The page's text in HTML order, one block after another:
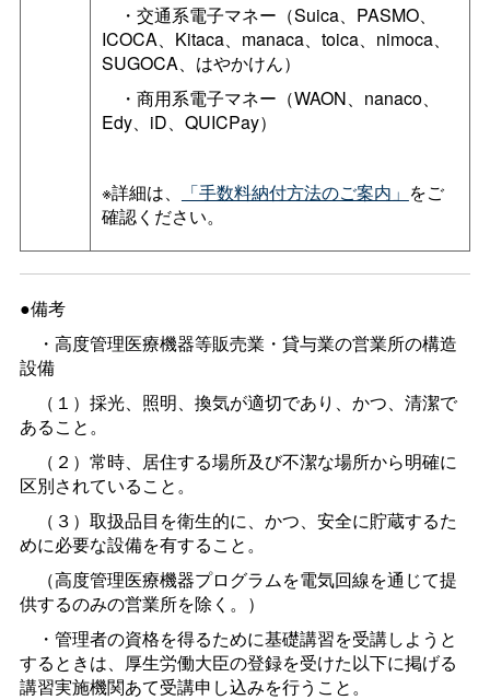
・交通系電子マネー（Suica、PASMO、
ICOCA、Kitaca、manaca、toica、nimoca、
SUGOCA、はやかけん）
・商用系電子マネー（WAON、nanaco、
Edy、iD、QUICPay）
※詳細は、 「手数料納付方法のご案内」 をご
確認ください。
●備考
・高度管理医療機器等販売業・貸与業の営業所の構造
設備
（１）採光、照明、換気が適切であり、かつ、清潔で
あること。
（２）常時、居住する場所及び不潔な場所から明確に
区別されていること。
（３）取扱品目を衛生的に、かつ、安全に貯蔵するた
めに必要な設備を有すること。
（高度管理医療機器プログラムを電気回線を通じて提
供するのみの営業所を除く。）
・管理者の資格を得るために基礎講習を受講しようと
するときは、厚生労働大臣の登録を受けた以下に掲げる
講習実施機関あて受講申し込みを行うこと。